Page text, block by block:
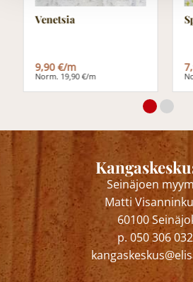
Venetsia
9,90 €/m
Norm. 19,90 €/m
Seinäjoen
Matti
60100
p. 050 306